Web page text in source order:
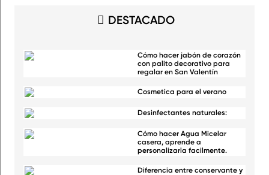
DESTACADO
Cómo hacer jabón de corazón
con palito decorativo para
regalar en San Valentín
Cosmetica para el verano
Desinfectantes naturales:
Cómo hacer Agua Micelar
casera, aprende a
personalizarla facilmente.
Diferencia entre conservante y